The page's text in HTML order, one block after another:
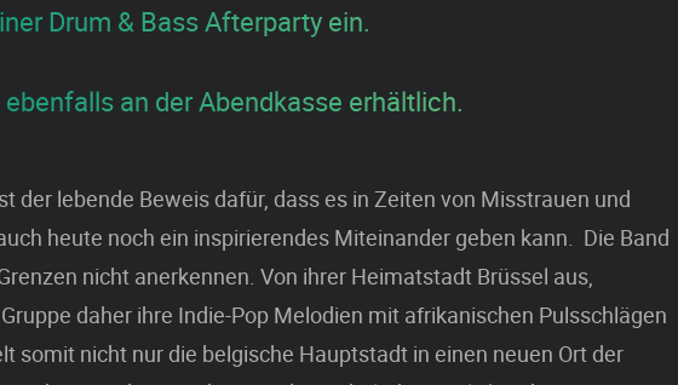
Drum & Bass Afterparty ein.
an der Abendkasse erhältlich.
der lebende Beweis dafür, dass es in Zeiten von Misstrauen und
heute noch ein inspirierendes Miteinander geben kann. Die Band
nicht anerkennen. Von ihrer Heimatstadt Brüssel aus,
daher ihre Indie-Pop Melodien mit afrikanischen Pulsschlägen
somit nicht nur die belgische Hauptstadt in einen neuen Ort der